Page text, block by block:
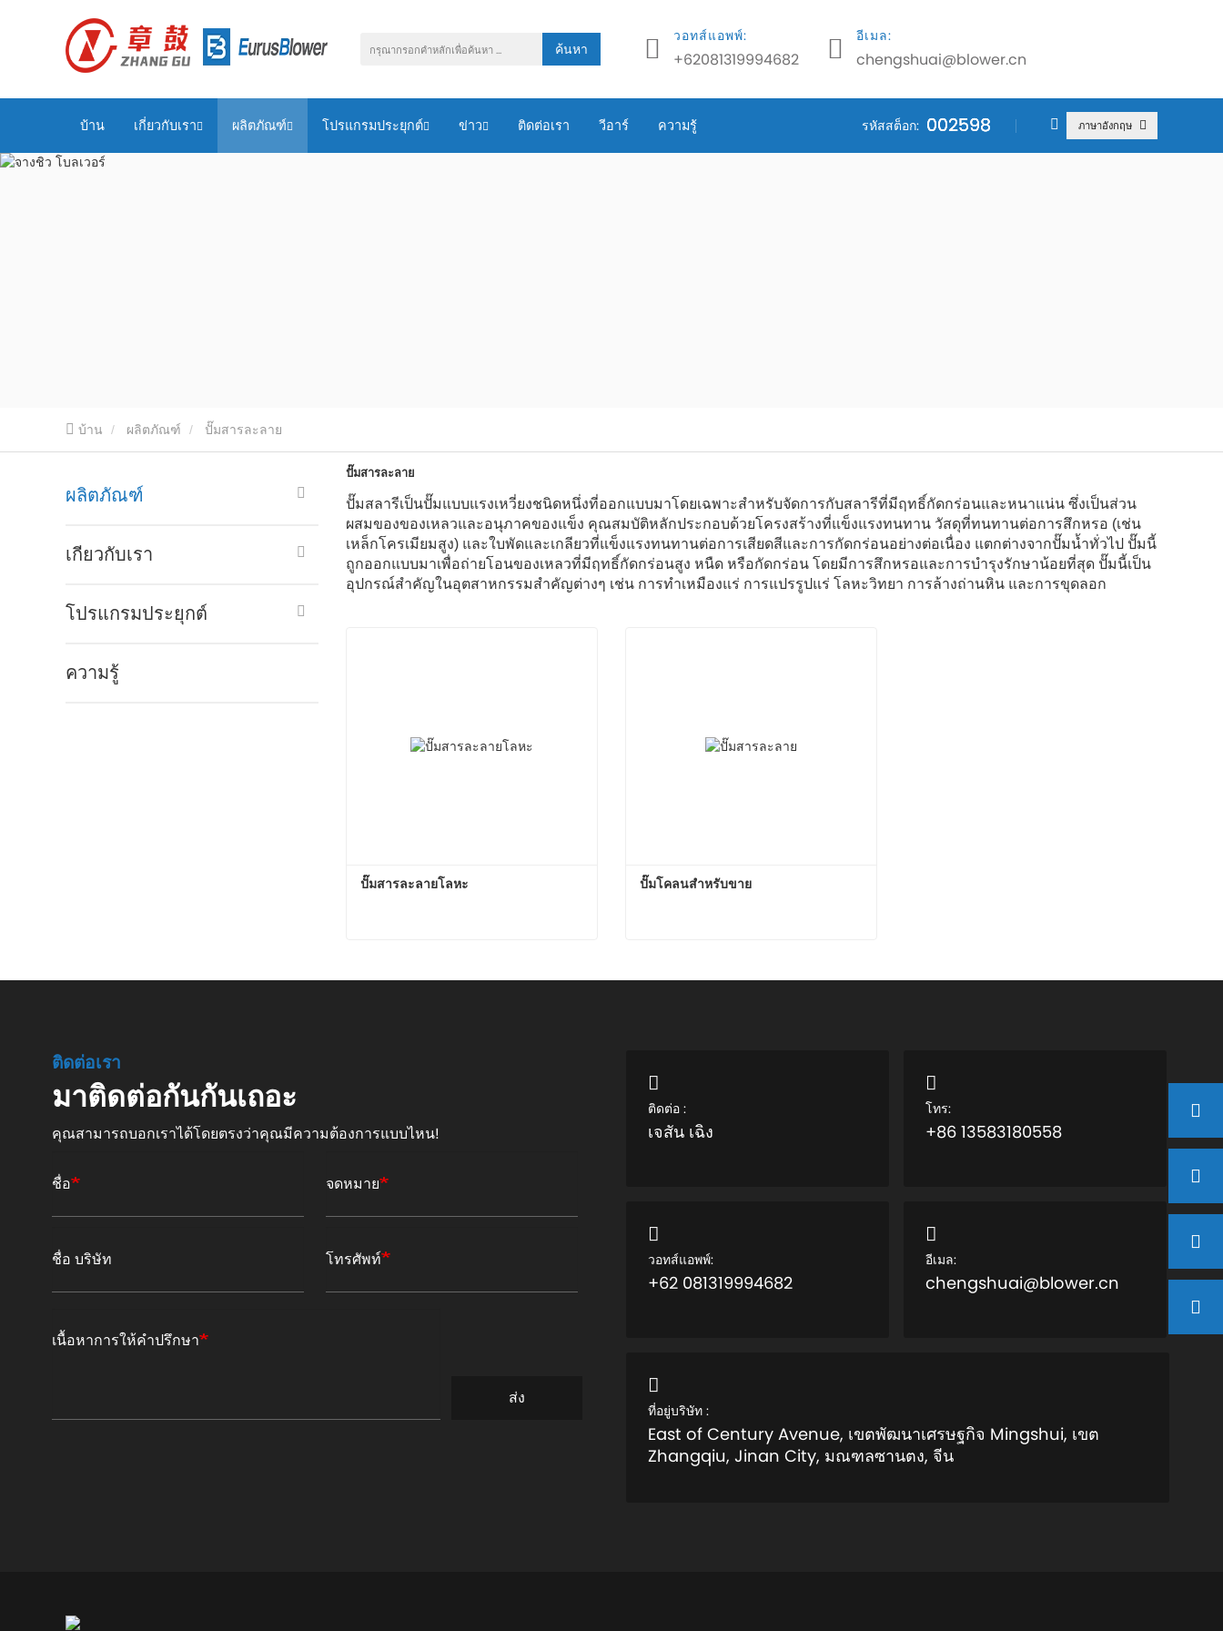
ค้นหา
วอทส์แอพพ์:
+62081319994682
อีเมล:
chengshuai@blower.cn
รหัสสต็อก: 002598
002598
002598 ภาษาอังกฤษ
บ้าน เกี่ยวกับเรา ผลิตภัณฑ์ โปรแกรมประยุกต์ ข่าว ติดต่อเรา วีอาร์ ความรู้
บ้าน ผลิตภัณฑ์ ปั๊มสารละลาย
ผลิตภัณฑ์
เกี่ยวกับเรา
โปรแกรมประยุกต์
ความรู้
ปั๊มสารละลาย
ปั๊มสลารีเป็นปั๊มแบบแรงเหวี่ยงชนิดหนึ่งที่ออกแบบมาโดยเฉพาะสำหรับจัดการกับสลารีที่มีฤทธิ์กัดกร่อนและหนาแน่น ซึ่งเป็นส่วน
ผสมของของเหลวและอนุภาคของแข็ง คุณสมบัติหลักประกอบด้วยโครงสร้างที่แข็งแรงทนทาน วัสดุที่ทนทานต่อการสึกหรอ (เช่น
เหล็กโครเมียมสูง) และใบพัดและเกลียวที่แข็งแรงทนทานต่อการเสียดสีและการกัดกร่อนอย่างต่อเนื่อง แตกต่างจากปั๊มน้ำทั่วไป ปั๊มนี้
ถูกออกแบบมาเพื่อถ่ายโอนของเหลวที่มีฤทธิ์กัดกร่อนสูง หนืด หรือกัดกร่อน โดยมีการสึกหรอและการบำรุงรักษาน้อยที่สุด ปั๊มนี้เป็น
อุปกรณ์สำคัญในอุตสาหกรรมสำคัญต่างๆ เช่น การทำเหมืองแร่ การแปรรูปแร่ โลหะวิทยา การล้างถ่านหิน และการขุดลอก
ปั๊มสารละลายโลหะ
ติดต่อตอนนี้
ปั๊มโคลนสำหรับขาย
ติดต่อตอนนี้
ติดต่อเรา
มาติดต่อกันกันเถอะ
คุณสามารถบอกเราได้โดยตรงว่าคุณมีความต้องการแบบไหน!
ชื่อ จดหมาย
ชื่อ บริษัท โทรศัพท์
เนื้อหาการให้คำปรึกษา
ส่ง
ติดต่อ :
เจสัน เฉิง
โทร:
+86 13583180558
วอทส์แอพพ์:
+62 081319994682
อีเมล:
chengshuai@blower.cn
ที่อยู่บริษัท :
East of Century Avenue, เขตพัฒนาเศรษฐกิจ Mingshui, เขต
Zhangqiu, Jinan City, มณฑลซานตง, จีน